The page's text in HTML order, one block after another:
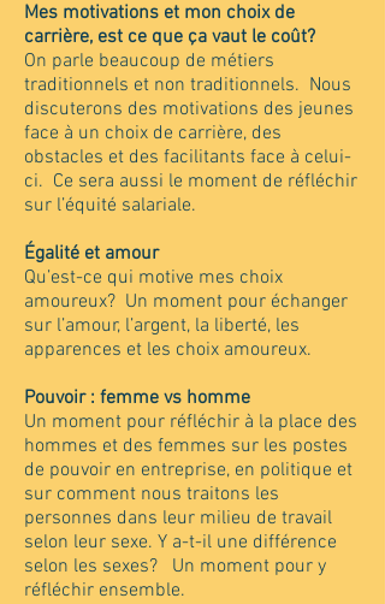
Mes motivations et mon choix de
carrière, est ce que ça vaut le coût?
On parle beaucoup de métiers
traditionnels et non traditionnels. Nous
discuterons des motivations des jeunes
face à un choix de carrière, des
obstacles et des facilitants face à celui-
ci. Ce sera aussi le moment de réfléchir
sur l’équité salariale.
Égalité et amour
Qu’est-ce qui motive mes choix
amoureux? Un moment pour échanger
sur l’amour, l’argent, la liberté, les
apparences et les choix amoureux.
Pouvoir : femme vs homme
Un moment pour réfléchir à la place des
hommes et des femmes sur les postes
de pouvoir en entreprise, en politique et
sur comment nous traitons les
personnes dans leur milieu de travail
selon leur sexe. Y a-t-il une différence
selon les sexes? Un moment pour y
réfléchir ensemble.